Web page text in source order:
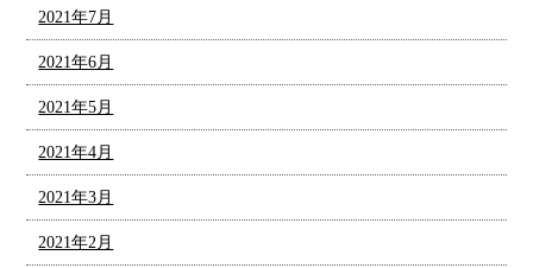
2021年7月
2021年6月
2021年5月
2021年4月
2021年3月
2021年2月